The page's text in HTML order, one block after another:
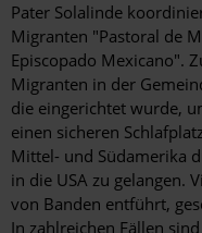
Pater Solalinde
Migranten "Pastoral de
Episcopado Mexicano".
Migranten in der
die eingerichtet wurde,
einen sicheren
Mittel- und Südamerika
in die USA zu gelangen.
von Banden entführt,
In zahlreichen Fällen